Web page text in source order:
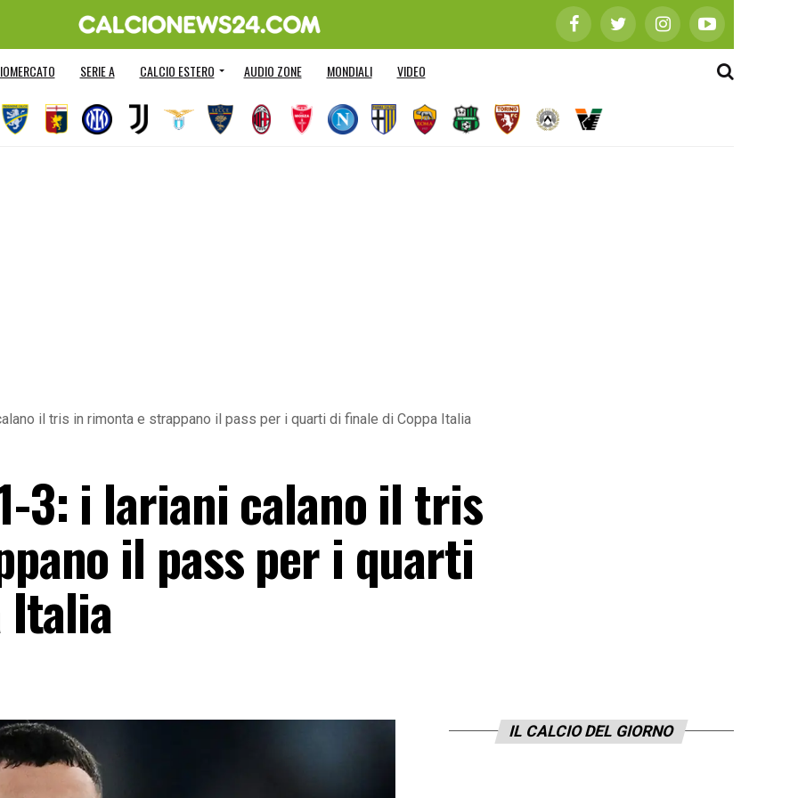
SERIE A CALCIO ESTERO AUDIO ZONE MONDIALI VIDEO
il tris in rimonta e strappano il pass per i quarti di finale di Coppa Italia
3: i lariani calano il tris
il pass per i quarti
Italia
IL CALCIO DEL GIORNO